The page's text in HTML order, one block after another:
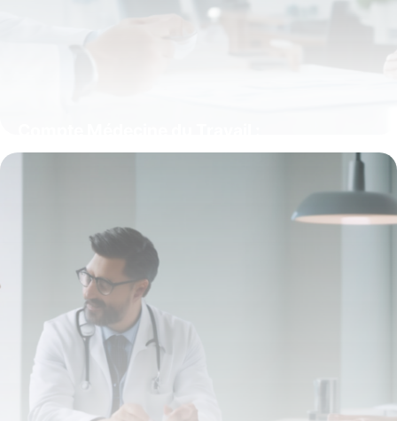
Fonctionnement et Avantages pour